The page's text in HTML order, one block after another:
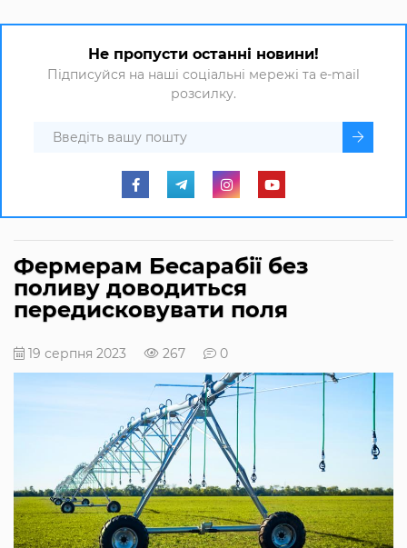
Не пропусти останні новини!
Підписуйся на наші соціальні мережі та e-mail
розсилку.
Фермерам Бесарабії без
поливу доводиться
передисковувати поля
19 серпня 2023 267 0